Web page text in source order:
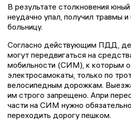
В результате столкновения
неудачно упал, получил травмы
больницу.
Согласно действующим ПДД,
могут передвигаться на
мобильности (СИМ), к которым
электросамокаты, только по
велосипедным дорожкам.
им строго запрещено. Апри
части на СИМ нужно
переходить дорогу пешком.